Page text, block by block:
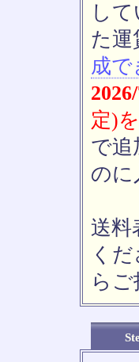
し
た運
成で
定)
で追
のに
送料
く
らご